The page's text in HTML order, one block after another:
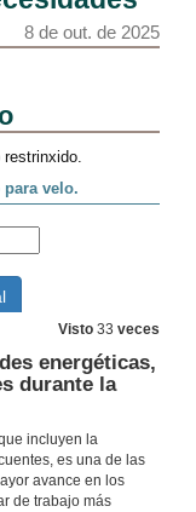
8 de out. de 2025
Visto 33 veces
energéticas,
durante la
incluyen la
es una de las
avance en los
de trabajo más